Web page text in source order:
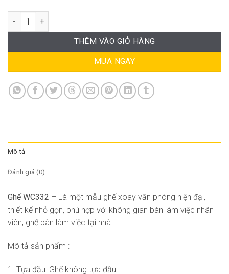
Ghế RPB-WC332 số lượng
THÊM VÀO GIỎ HÀNG
MUA NGAY
Mô tả
Đánh giá (0)
Ghế WC332 – Là một mẫu ghế xoay văn phòng hiện đại,
thiết kế nhỏ gọn, phù hợp với không gian bàn làm việc nhân
viên, ghế bàn làm việc tại nhà..
Mô tả sản phẩm :
1. Tựa đầu: Ghế không tựa đầu